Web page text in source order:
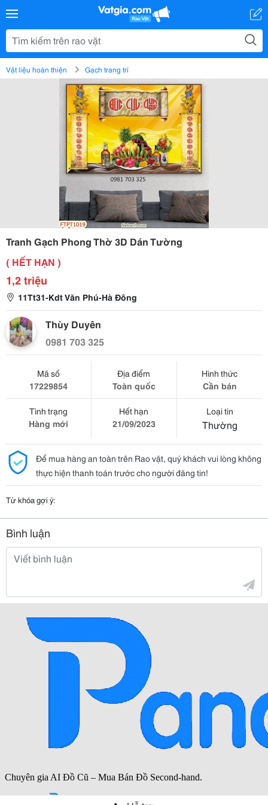
Vật liệu hoàn thiện Gạch trang trí
Tranh Gạch Phong Thờ 3D Dán Tường
( HẾT HẠN )
1,2 triệu
11Tt31-Kdt Văn Phú-Hà Đông
Thùy Duyên
0981 703 325
Mã số
17229854
Địa điểm
Toàn quốc
Hình thức
Cần bán
Tình trạng
Hàng mới
Hết hạn
21/09/2023
Loại tin
Thường
Để mua hàng an toàn trên Rao vặt, quý khách vui lòng không
thực hiện thanh toán trước cho người đăng tin!
Từ khóa gợi ý:
Bình luận